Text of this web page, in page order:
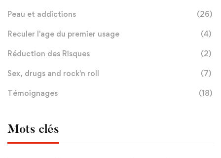
Peau et addictions (26)
Reculer l'age du premier usage (4)
Réduction des Risques (2)
Sex, drugs and rock'n roll (7)
Témoignages (18)
Mots clés